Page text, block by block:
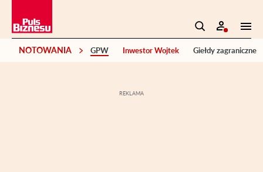
NOTOWANIA GPW Inwestor Wojtek Giełdy zagraniczne